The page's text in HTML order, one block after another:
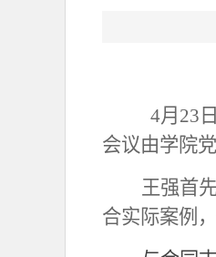
4月23
会议由学院
王强首
合实际案例